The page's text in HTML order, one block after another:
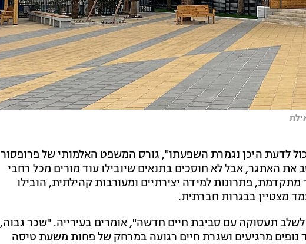
לדעת היכן נגמרת השפעתו", גורס המשפט האלמותי של פרופסור
את האתגר, אבל לא חוסכים בתנאים שיובילו עוד מורים מכל רחבי
פתרונות למידה יצירתיים ומעורבות קהילתית, הובילו
מצטיין בבגרות חברתית.
לשלב תעסוקה עם סביבת חיים חדשה", אומרים בעירייה. "שכר גבוה,
מרגיעים ושגרת חיים רגועה במרחק של פחות משעת טיסה